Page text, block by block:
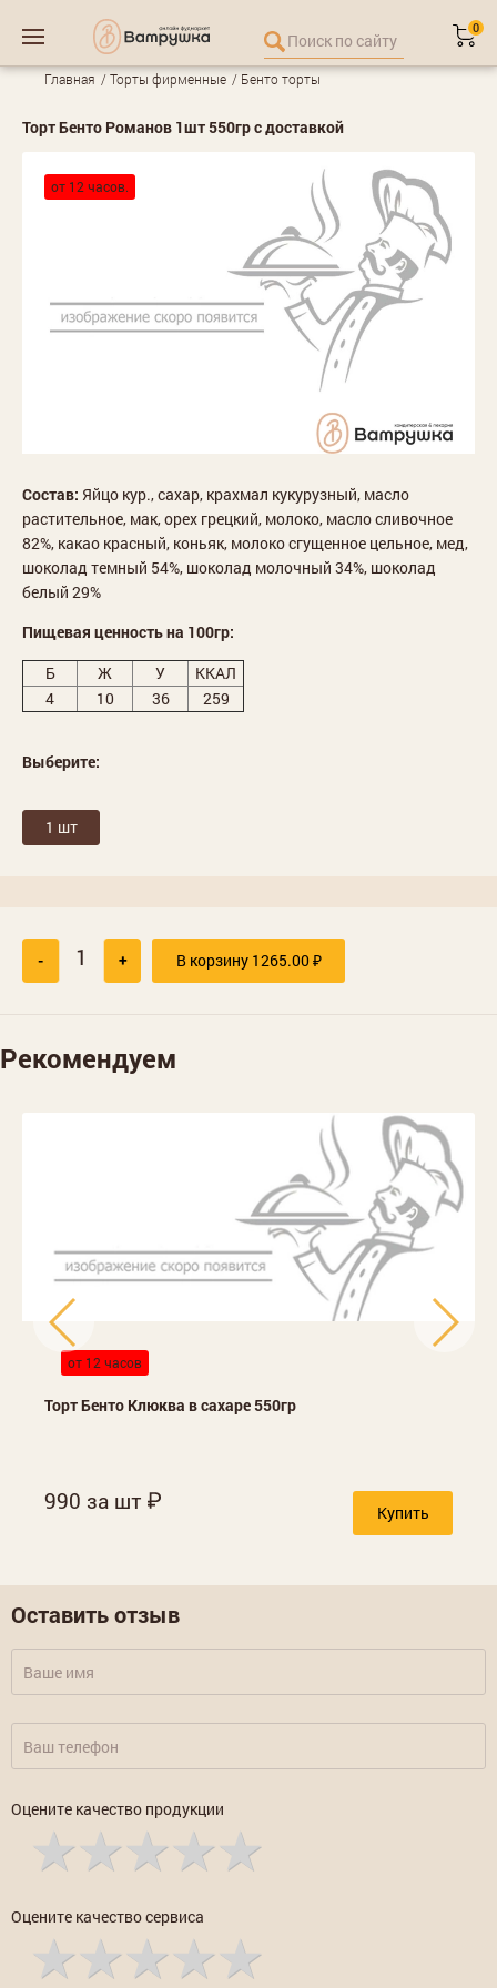
0
Главная Торты фирменные Бенто торты
Торт Бенто Романов 1шт 550гр с доставкой
от 12 часов.
Состав: Яйцо кур., сахар, крахмал кукурузный, масло
растительное, мак, орех грецкий, молоко, масло сливочное
82%, какао красный, коньяк, молоко сгущенное цельное, мед,
шоколад темный 54%, шоколад молочный 34%, шоколад
белый 29%
Пищевая ценность на 100гр:
Б
Ж У
ККАЛ
4
10 36 259
Выберите:
1 шт
- + В корзину 1265.00₽
Рекомендуем
от 12 часов
Торт Бенто Клюква в сахаре 550гр
990 за шт Купить
Оставить отзыв
Оцените качество продукции
Оцените качество сервиса